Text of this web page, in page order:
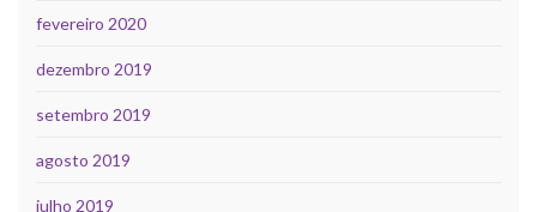
fevereiro 2020
dezembro 2019
setembro 2019
agosto 2019
julho 2019